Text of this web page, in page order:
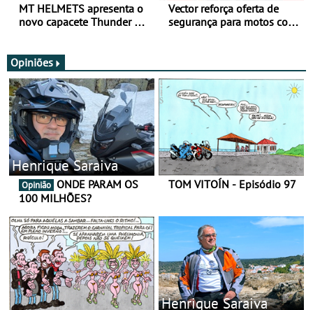
MT HELMETS apresenta o
novo capacete Thunder 4 R
Vector reforça oferta de
segurança para motos com
Opiniões
Henrique Saraiva
Opinião
100 MILHÕES?
TOM VITOÍN - Episódio 97
Henrique Saraiva